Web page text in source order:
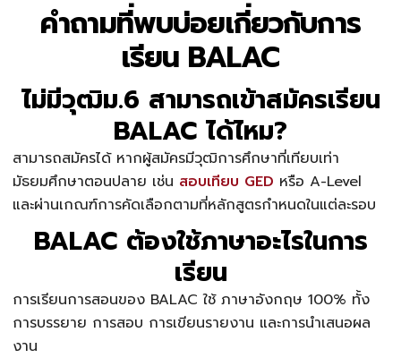
คำถามที่พบบ่อยเกี่ยวกับการ
เรียน BALAC
ไม่มีวุฒิม.6 สามารถเข้าสมัครเรียน
BALAC ได้ไหม?
สามารถสมัครได้ หากผู้สมัครมีวุฒิการศึกษาที่เทียบเท่า
มัธยมศึกษาตอนปลาย เช่น สอบเทียบ GED หรือ A-Level
และผ่านเกณฑ์การคัดเลือกตามที่หลักสูตรกำหนดในแต่ละรอบ
BALAC ต้องใช้ภาษาอะไรในการ
เรียน
การเรียนการสอนของ BALAC ใช้ ภาษาอังกฤษ 100% ทั้ง
การบรรยาย การสอบ การเขียนรายงาน และการนำเสนอผล
งาน